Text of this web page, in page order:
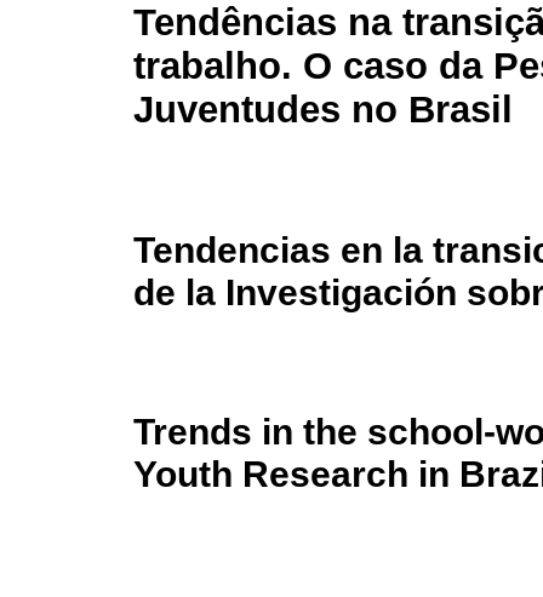
Tendências na
trabalho. O caso da
Juventudes no Brasil
Tendencias en la
de la Investigación
Trends in the school-
Youth Research in